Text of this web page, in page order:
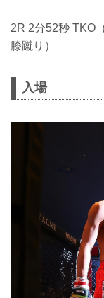
2R 2分52秒 TKO
膝蹴り）
入場